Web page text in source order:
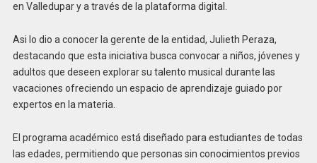
en Valledupar y a través de la plataforma digital.
Asi lo dio a conocer la gerente de la entidad, Julieth Peraza,
destacando que esta iniciativa busca convocar a niños, jóvenes y
adultos que deseen explorar su talento musical durante las
vacaciones ofreciendo un espacio de aprendizaje guiado por
expertos en la materia.
El programa académico está diseñado para estudiantes de todas
las edades, permitiendo que personas sin conocimientos previos